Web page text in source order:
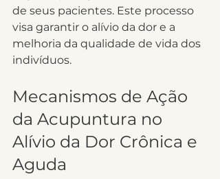
de seus pacientes. Este processo
visa garantir o alívio da dor e a
melhoria da qualidade de vida dos
indivíduos.
Mecanismos de Ação
da Acupuntura no
Alívio da Dor Crônica e
Aguda